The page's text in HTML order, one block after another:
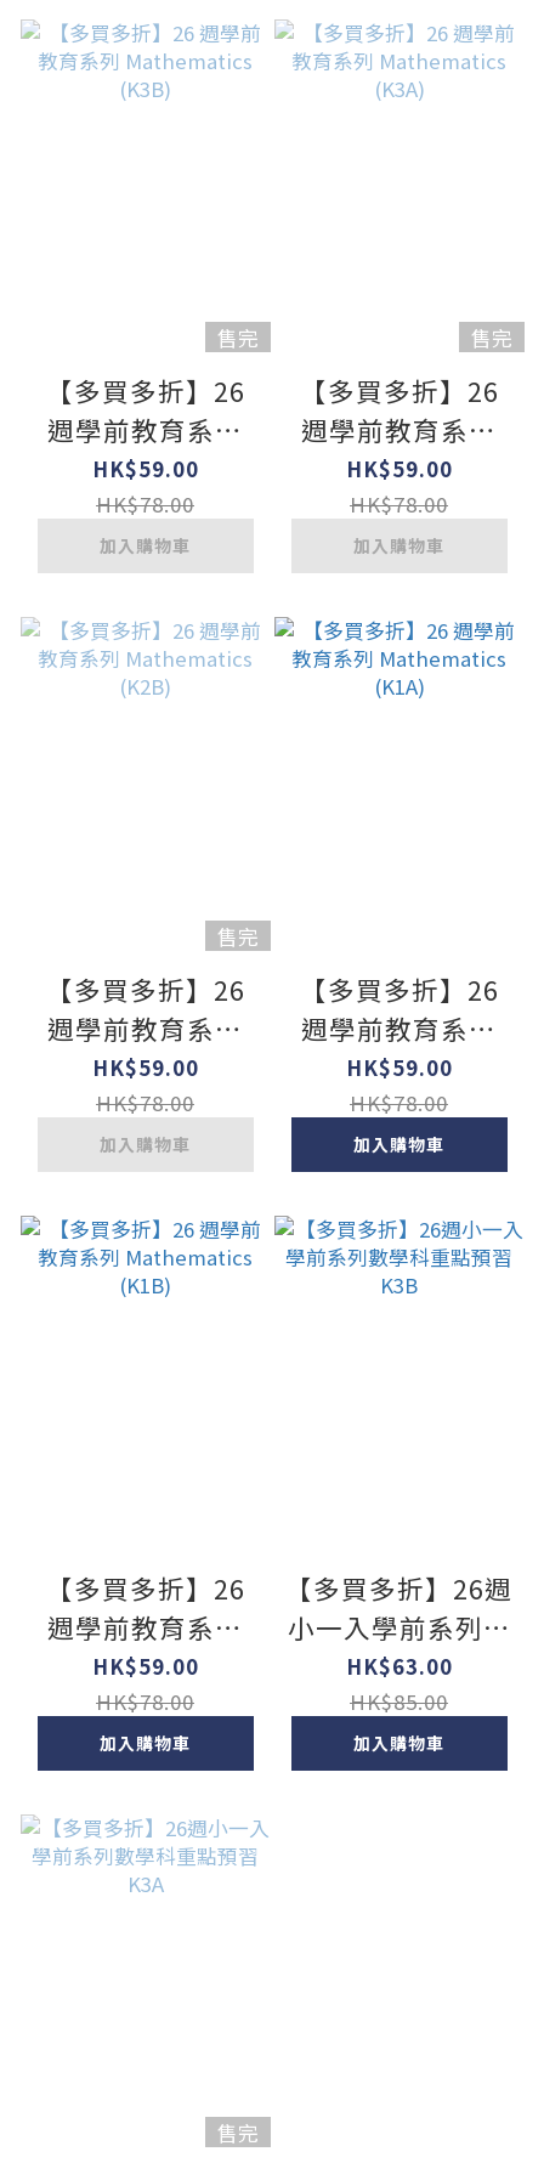
售完
【多買多折】26
週學前教育系列
Mathematics
(K3B)
HK$59.00
HK$78.00
加入購物車
售完
【多買多折】26
週學前教育系列
Mathematics
(K3A)
HK$59.00
HK$78.00
加入購物車
售完
【多買多折】26
週學前教育系列
Mathematics
(K2B)
HK$59.00
HK$78.00
加入購物車
【多買多折】26
週學前教育系列
Mathematics
(K1A)
HK$59.00
HK$78.00
加入購物車
【多買多折】26
週學前教育系列
Mathematics
(K1B)
HK$59.00
HK$78.00
加入購物車
【多買多折】26週
小一入學前系列數
學科重點預習 K3B
HK$63.00
HK$85.00
加入購物車
售完